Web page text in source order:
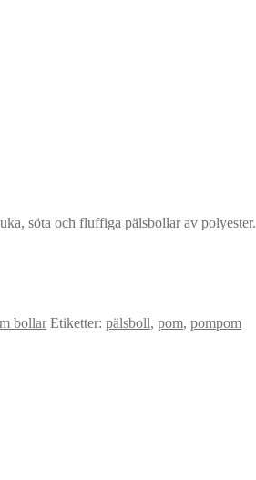
söta och fluffiga pälsbollar av polyester.
bollar Etiketter: pälsboll, pom, pompom